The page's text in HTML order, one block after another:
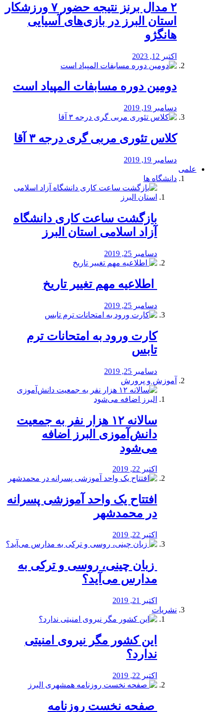
۲ مدال برنز نتیجه حضور ۷ ورزشکار
استان البرز در بازی‌های آسیایی
هانگژو
اکتبر 12, 2023
دومین دوره مسابفات المپیاد است
دسامبر 19, 2019
کلاس تئوری مربی گری درجه ۳ آقا
دسامبر 19, 2019
علمی
دانشگاه ها
بازگشت ساعت کاری دانشگاه
آزاد اسلامی استان البرز
دسامبر 25, 2019
️ اطلاعیه مهم تغییر تاریخ
دسامبر 25, 2019
کارت ورود به امتحانات ترم
تابس
دسامبر 25, 2019
آموزش و پرورش
️سالانه ۱۲ هزار نفر به جمعیت
دانش‌آموزی البرز اضافه
می‌شود
اکتبر 22, 2019
افتتاح یک واحد آموزشی پسرانه
در محمدشهر
اکتبر 22, 2019
️ زبان چینی، روسی و ترکی به
مدارس می‌آید؟
اکتبر 21, 2019
نشریات
این کشور مگر نیروی امنیتی
ندارد؟
اکتبر 22, 2019
️ صفحه نخست روزنامه‌